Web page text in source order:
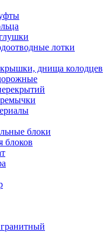
лотки
днища колодцев
блоки
блоков